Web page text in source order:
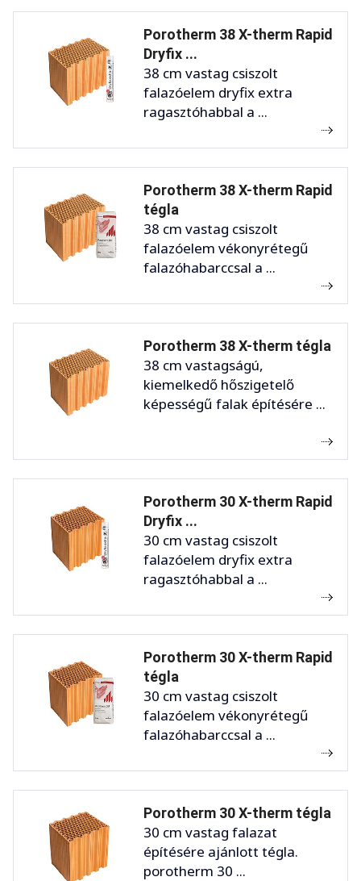
Porotherm 38 X-therm Rapid
Dryfix ...
38 cm vastag csiszolt
falazóelem dryfix extra
ragasztóhabbal a ...
Porotherm 38 X-therm Rapid
tégla
38 cm vastag csiszolt
falazóelem vékonyrétegű
falazóhabarccsal a ...
Porotherm 38 X-therm tégla
38 cm vastagságú,
kiemelkedő hőszigetelő
képességű falak építésére ...
Porotherm 30 X-therm Rapid
Dryfix ...
30 cm vastag csiszolt
falazóelem dryfix extra
ragasztóhabbal a ...
Porotherm 30 X-therm Rapid
tégla
30 cm vastag csiszolt
falazóelem vékonyrétegű
falazóhabarccsal a ...
Porotherm 30 X-therm tégla
30 cm vastag falazat
építésére ajánlott tégla.
porotherm 30 ...